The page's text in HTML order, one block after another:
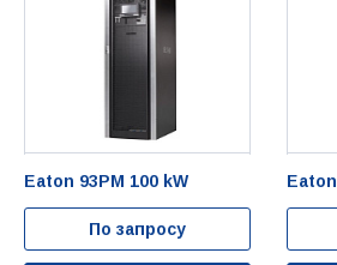
Eaton 93PM 100 kW
По запросу